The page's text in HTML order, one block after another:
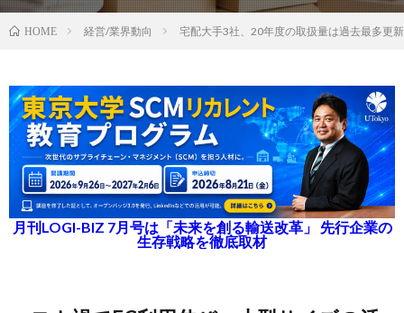
HOME 経営/業界動向 宅配大手3社、20年度の取扱量は過去最多更
月刊LOGI-BIZ 7月号は「未来を創る輸送改革」 先行企業の
生存戦略を徹底取材